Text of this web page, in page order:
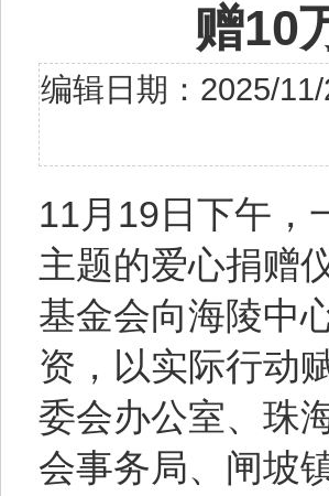
赠10
编辑日期：2025/
11月19日下午，
主题的爱心捐赠
基金会向海陵中
资，以实际行动
委会办公室、珠
会事务局、闸坡